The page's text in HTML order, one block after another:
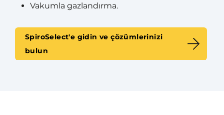
Vakumla gazlandırma.
SpiroSelect'e gidin ve çözümlerinizi
bulun